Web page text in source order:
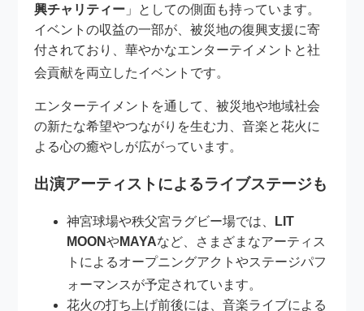
興チャリティー 」としての側面も持っています。
イベントの収益の一部が、被災地の復興支援に寄
付されており、華やかなエンターテイメントと社
会貢献を両立したイベントです。
エンターテイメントを通して、被災地や地域社会
の新たな希望やつながりを生む力、音楽と花火に
よる心の癒やしが広がっています。
出演アーティストによるライブステージも
神宮球場や秩父宮ラグビー場では、
LIT
MOONやMAYAなど、さまざまなアーティス
トによるオープニングアクトやステージパフ
ォーマンスが予定されています。
花火の打ち上げ前後には、音楽ライブによる